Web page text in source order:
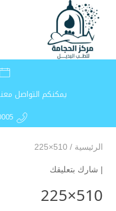
يمكنكم التواصل
الرئيسية /
510×225
| شارك بتعليقك
510×225